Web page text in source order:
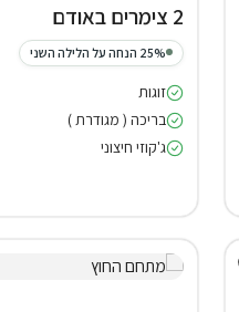
2 צימרים באודם
25% הנחה על הלילה השני
זוגות
בריכה ( מגודרת )
ג'קוזי חיצוני